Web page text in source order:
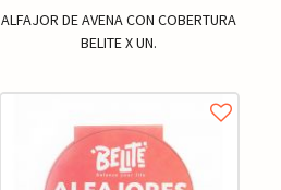
ALFAJOR DE AVENA CON COBERTURA
BELITE X UN.
+